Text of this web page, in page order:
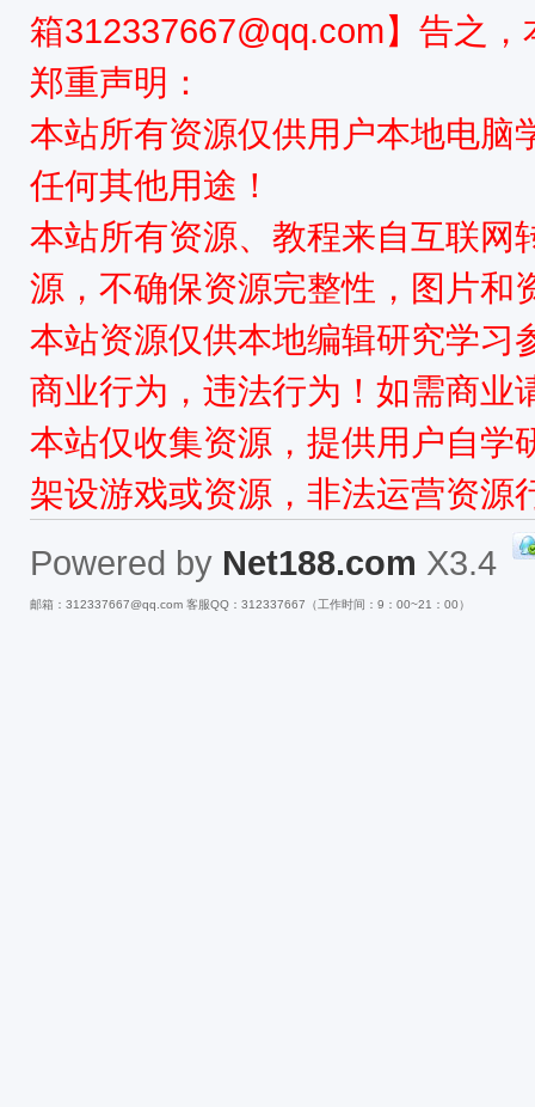
箱312337667@qq.com】告之
郑重声明：
本站所有资源仅供用户本地电脑
任何其他用途！
本站所有资源、教程来自互联网
源，不确保资源完整性，图片和
本站资源仅供本地编辑研究学习
商业行为，违法行为！如需商业
本站仅收集资源，提供用户自学
架设游戏或资源，非法运营资源
Powered by Net188.com X3.4
邮箱：312337667@qq.com 客服QQ：312337667（工作时间：9：00~21：00）